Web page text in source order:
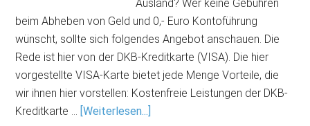
Ausland? Wer keine Gebühren
beim Abheben von Geld und 0,- Euro Kontoführung
wünscht, sollte sich folgendes Angebot anschauen. Die
Rede ist hier von der DKB-Kreditkarte (VISA). Die hier
vorgestellte VISA-Karte bietet jede Menge Vorteile, die
wir ihnen hier vorstellen: Kostenfreie Leistungen der DKB-
Kreditkarte … [Weiterlesen...]